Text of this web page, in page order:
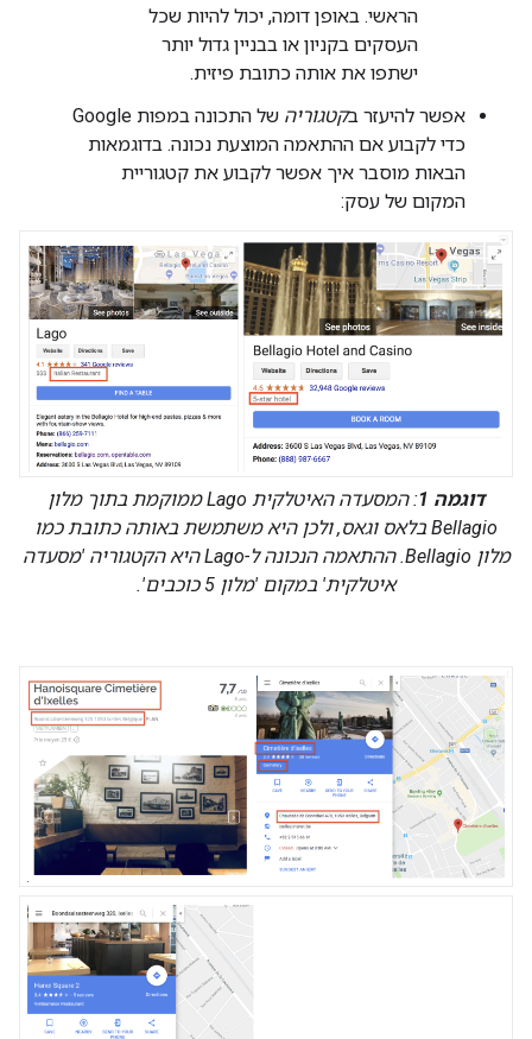
הראשי. באופן דומה, יכול להיות שכל
העסקים בקניון או בבניין גדול יותר
ישתפו את אותה כתובת פיזית.
אפשר להיעזר בקטגוריה
של התכונה במפות Google
כדי לקבוע אם ההתאמה המוצעת נכונה. בדוגמאות
הבאות מוסבר איך אפשר לקבוע את קטגוריית
המקום של עסק:
דוגמה 1
: המסעדה האיטלקית Lago ממוקמת בתוך מלון
Bellagio בלאס וגאס, ולכן היא משתמשת באותה כתובת כמו
מלון Bellagio. ההתאמה הנכונה ל-Lago היא הקטגוריה 'מסעדה
איטלקית' במקום 'מלון 5 כוכבים'.